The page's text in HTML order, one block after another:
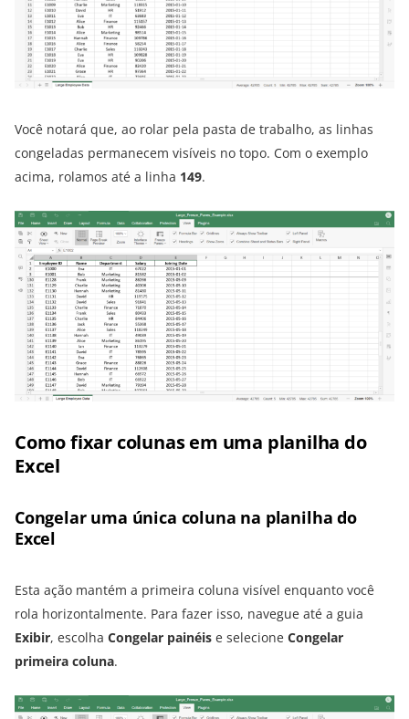
Você notará que, ao rolar pela pasta de trabalho, as linhas
congeladas permanecem visíveis no topo. Com o exemplo
acima, rolamos até a linha 149.
Como fixar colunas em uma planilha do
Excel
Congelar uma única coluna na planilha do
Excel
Esta ação mantém a primeira coluna visível enquanto você
rola horizontalmente. Para fazer isso, navegue até a guia
Exibir, escolha Congelar painéis e selecione Congelar
primeira coluna.